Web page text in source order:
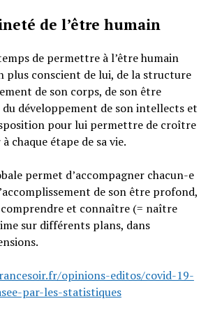
de l’être humain
de permettre à l’être humain
plus conscient de lui, de la structure
de son corps, de son être
développement de son intellects et
pour lui permettre de croître
chaque étape de sa vie.
permet d’accompagner chacun-e
de son être profond,
et connaître (= naître
sur différents plans, dans
opinions-editos/covid-19-
par-les-statistiques